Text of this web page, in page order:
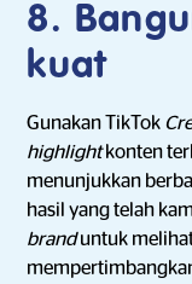
8.
kuat
Gunakan TikTok
highlightkonten
menunjukkan
hasil yang telah
branduntuk